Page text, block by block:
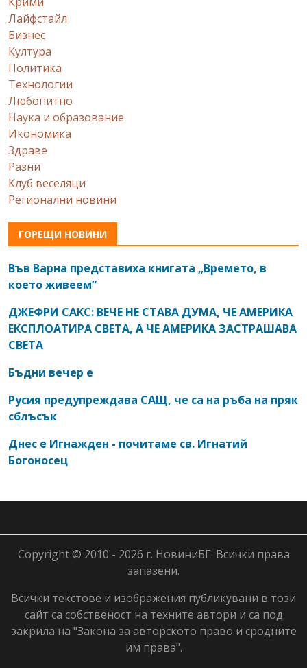
Лайфстайл
Бизнес
Култура
Политика
Технологии
Любопитно
Наука и образование
Икономика
Здраве
Разни
Клуб веселяци
Регионални новини
ГОРЕЩИ НОВИНИ
Във Варна представиха книгата „Времето, в
което живеем“
ДЖЕФРИ САКС: ВЕЧЕ НЕ СТАВА ДУМА, ЧЕ АМЕРИКА
ЕКСПЛОАТИРА СВЕТА, А ЧЕ АМЕРИКА ЗАСТРАШАВА
СВЕТА
Бъдни вечер е
Русия предупреждава САЩ, че са на ръба на пряк
сблъсък
Днес е Игнажден - почитаме св. Игнатий
Богоносец
Copyright © 2010 - 2026 г. НовиниБГ. Всички права
запазени.
Всички текстове и изображения публикувани в този
сайт са собственост на техните автори и са под
закрила на "Закона за авторското право и сродните
им права".